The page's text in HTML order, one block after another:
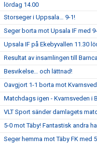
lördag 14.00
Storseger i Uppsala… 9-1!
Seger borta mot Upsala IF med
Upsala IF på Ekebyvallen 11.30
Resultat av insamlingen till
Besvikelse… och lättnad!
Oavgjort 1-1 borta mot
Matchdags igen - Kvarnsveden i
VLT Sport sänder damlagets
5-0 mot Täby! Fantastisk andra
Seger hemma mot Täby FK med